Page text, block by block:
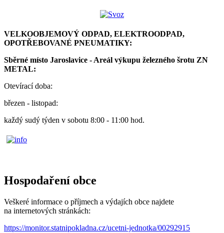
VELKOOBJEMOVÝ ODPAD, ELEKTROODPAD,
OPOTŘEBOVANÉ PNEUMATIKY:
Sběrné místo Jaroslavice - Areál výkupu železného šrotu ZN
METAL:
Otevírací doba:
březen - listopad:
každý sudý týden v sobotu 8:00 - 11:00 hod.
Hospodaření obce
Veškeré informace o příjmech a výdajích obce najdete
na internetových stránkách:
https://monitor.statnipokladna.cz/ucetni-jednotka/00292915